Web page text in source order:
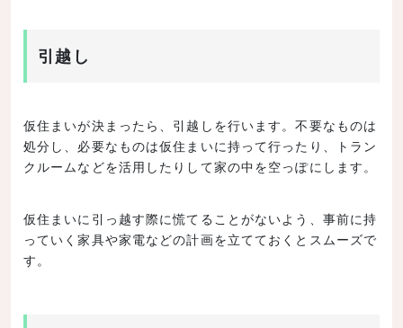
引越し
仮住まいが決まったら、引越しを行います。不要なものは
処分し、必要なものは仮住まいに持って行ったり、トラン
クルームなどを活用したりして家の中を空っぽにします。
仮住まいに引っ越す際に慌てることがないよう、事前に持
っていく家具や家電などの計画を立てておくとスムーズで
す。